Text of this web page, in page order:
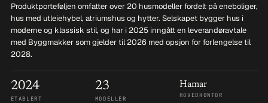
Produktporteføljen omfatter over 20 husmodeller fordelt på eneboliger,
hus med utleiehybel, atriumshus og hytter. Selskapet bygger hus i
moderne og klassisk stil, og har i 2025 inngått en leverandøravtale
med Byggmakker som gjelder til 2026 med opsjon for forlengelse til
2028.
2024
ETABLERT
23
MODELLER
Hamar
HOVEDKONTOR